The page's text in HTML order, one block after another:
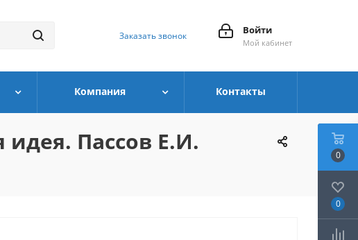
Войти
Мой кабинет
Заказать звонок
Компания Контакты
идея. Пассов Е.И. 0
0